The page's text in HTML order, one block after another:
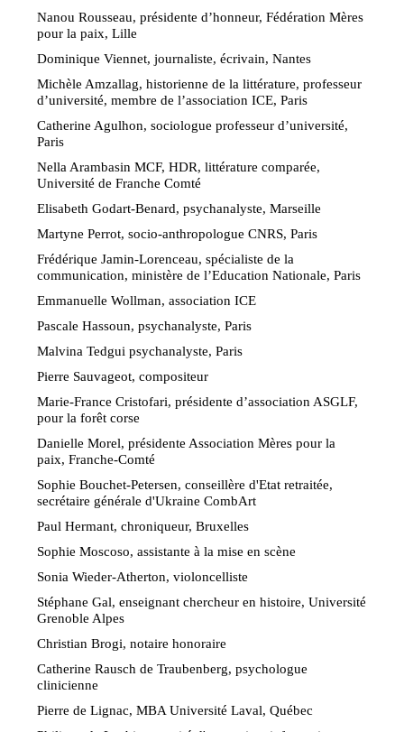
Nanou Rousseau, présidente d’honneur, Fédération Mères
pour la paix, Lille
Dominique Viennet, journaliste, écrivain, Nantes
Michèle Amzallag, historienne de la littérature, professeur
d’université, membre de l’association ICE, Paris
Catherine Agulhon, sociologue professeur d’université,
Paris
Nella Arambasin MCF, HDR, littérature comparée,
Université de Franche Comté
Elisabeth Godart-Benard, psychanalyste, Marseille
Martyne Perrot, socio-anthropologue CNRS, Paris
Frédérique Jamin-Lorenceau, spécialiste de la
communication, ministère de l’Education Nationale, Paris
Emmanuelle Wollman, association ICE
Pascale Hassoun, psychanalyste, Paris
Malvina Tedgui psychanalyste, Paris
Pierre Sauvageot, compositeur
Marie-France Cristofari, présidente d’association ASGLF,
pour la forêt corse
Danielle Morel, présidente Association Mères pour la
paix, Franche-Comté
Sophie Bouchet-Petersen, conseillère d'Etat retraitée,
secrétaire générale d'Ukraine CombArt
Paul Hermant, chroniqueur, Bruxelles
Sophie Moscoso, assistante à la mise en scène
Sonia Wieder-Atherton, violoncelliste
Stéphane Gal, enseignant chercheur en histoire, Université
Grenoble Alpes
Christian Brogi, notaire honoraire
Catherine Rausch de Traubenberg, psychologue
clinicienne
Pierre de Lignac, MBA Université Laval, Québec